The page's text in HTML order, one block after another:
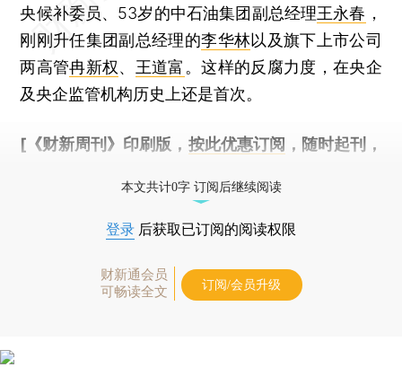
央候补委员、53岁的中石油集团副总经理王永春 ，
刚刚升任集团副总经理的李华林以及旗下上市公司
两高管冉新权、 王道富 。这样的反腐力度，在央企
及央企监管机构历史上还是首次。
[《财新周刊》印刷版， 按此优惠订阅 ，随时起刊，
本文共计0字 订阅后继续阅读
登录 后获取已订阅的阅读权限
财新通会员
可畅读全文
订阅/会员升级